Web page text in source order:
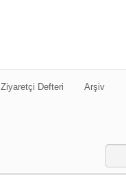
Ziyaretçi Defteri Arşiv